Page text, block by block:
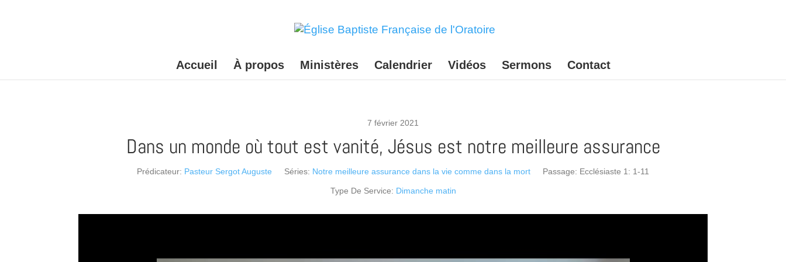
Accueil À propos Ministères Calendrier Vidéos Sermons Contact
7 février 2021
Dans un monde où tout est vanité, Jésus est notre meilleure assurance
Prédicateur: Pasteur Sergot Auguste Séries: Notre meilleure assurance dans la vie comme dans la mort Passage: Ecclésiaste 1: 1-11
Type De Service: Dimanche matin